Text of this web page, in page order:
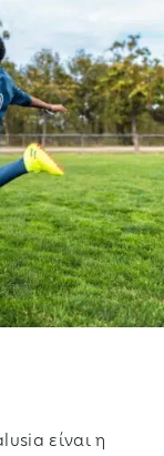
είναι η